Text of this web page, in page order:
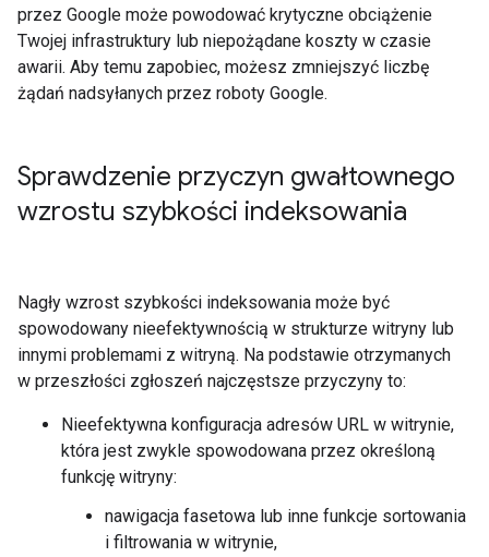
przez Google może powodować krytyczne obciążenie
Twojej infrastruktury lub niepożądane koszty w czasie
awarii. Aby temu zapobiec, możesz zmniejszyć liczbę
żądań nadsyłanych przez roboty Google.
Sprawdzenie przyczyn gwałtownego
wzrostu szybkości indeksowania
Nagły wzrost szybkości indeksowania może być
spowodowany nieefektywnością w strukturze witryny lub
innymi problemami z witryną. Na podstawie otrzymanych
w przeszłości zgłoszeń najczęstsze przyczyny to:
Nieefektywna konfiguracja adresów URL w witrynie,
która jest zwykle spowodowana przez określoną
funkcję witryny:
nawigacja fasetowa lub inne funkcje sortowania
i filtrowania w witrynie,